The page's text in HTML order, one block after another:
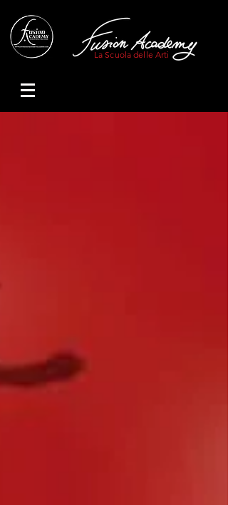
La Scuola delle Arti